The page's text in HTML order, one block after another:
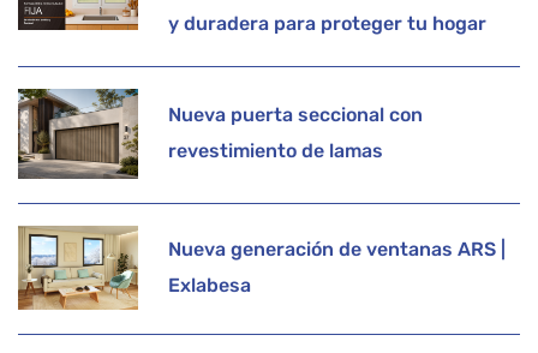
y duradera para proteger tu hogar
Nueva puerta seccional con
revestimiento de lamas
Nueva generación de ventanas ARS |
Exlabesa